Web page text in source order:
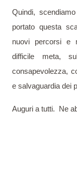
Quindi,
portato questa
nuovi percorsi e
difficile meta,
consapevolezza,
e salvaguardia dei
Auguri a tutti. Ne